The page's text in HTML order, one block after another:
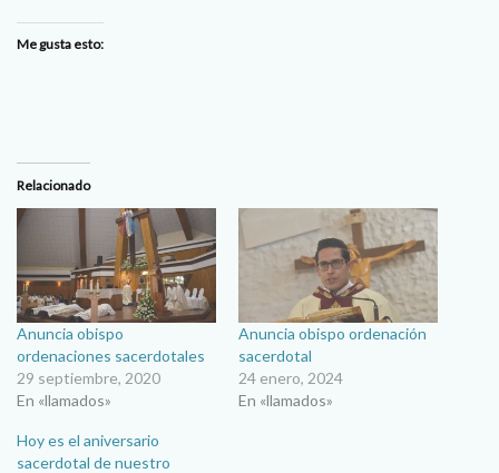
Me gusta esto:
Relacionado
Anuncia obispo
ordenaciones sacerdotales
29 septiembre, 2020
En «llamados»
Anuncia obispo ordenación
sacerdotal
24 enero, 2024
En «llamados»
Hoy es el aniversario
sacerdotal de nuestro